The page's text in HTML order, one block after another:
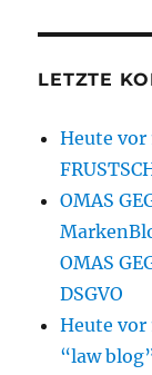
LETZTE
Heute vor
OMAS
OMAS
DSGVO
Heute vor
“law